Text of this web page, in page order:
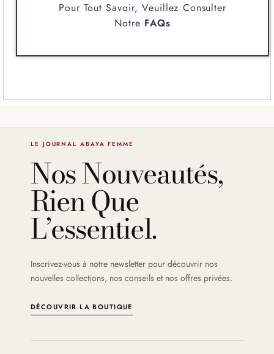
Pour Tout Savoir, Veuillez Consulter
Notre FAQs
LE JOURNAL ABAYA FEMME
Nos Nouveautés,
Rien Que
L’essentiel.
Inscrivez-vous à notre newsletter pour découvrir nos
nouvelles collections, nos conseils et nos offres privées.
DÉCOUVRIR LA BOUTIQUE